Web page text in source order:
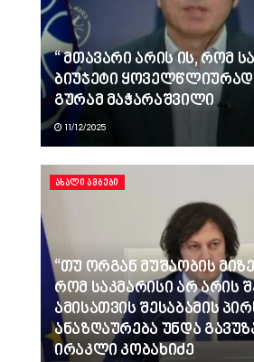
“ მთავარი არის ის, რომ
ბიუჯეტი ყოველწლიურად
გურამ მაჭარაშვილი
11/12/2025
ᲐᲮᲐᲚᲘ ᲐᲛᲑᲔᲑᲘ
“თუ ორგან მუშაობის
რომ საკმარისი არ არის
ამისათვის შესაბამის
ანაზღაურება უნდა
ირაკლი კობახიძე